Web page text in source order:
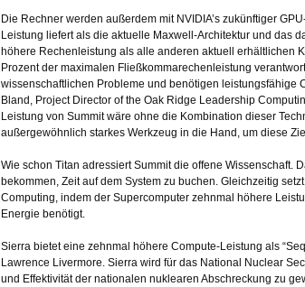
Die Rechner werden außerdem mit NVIDIA’s zukünftiger
Leistung liefert als die aktuelle Maxwell-Architektur und das
höhere Rechenleistung als alle anderen aktuell erhältlichen
Prozent der maximalen Fließkommarechenleistung
wissenschaftlichen Probleme und benötigen leistungsfähige
Bland, Project Director of the Oak Ridge Leadership
Leistung von Summit wäre ohne die Kombination dieser
außergewöhnlich starkes Werkzeug in die Hand, um diese
Wie schon Titan adressiert Summit die offene Wissenschaft.
bekommen, Zeit auf dem System zu buchen. Gleichzeitig
Computing, indem der Supercomputer zehnmal höhere
Energie benötigt.
Sierra bietet eine zehnmal höhere Compute-Leistung als
Lawrence Livermore. Sierra wird für das National Nuclear
und Effektivität der nationalen nuklearen Abschreckung zu